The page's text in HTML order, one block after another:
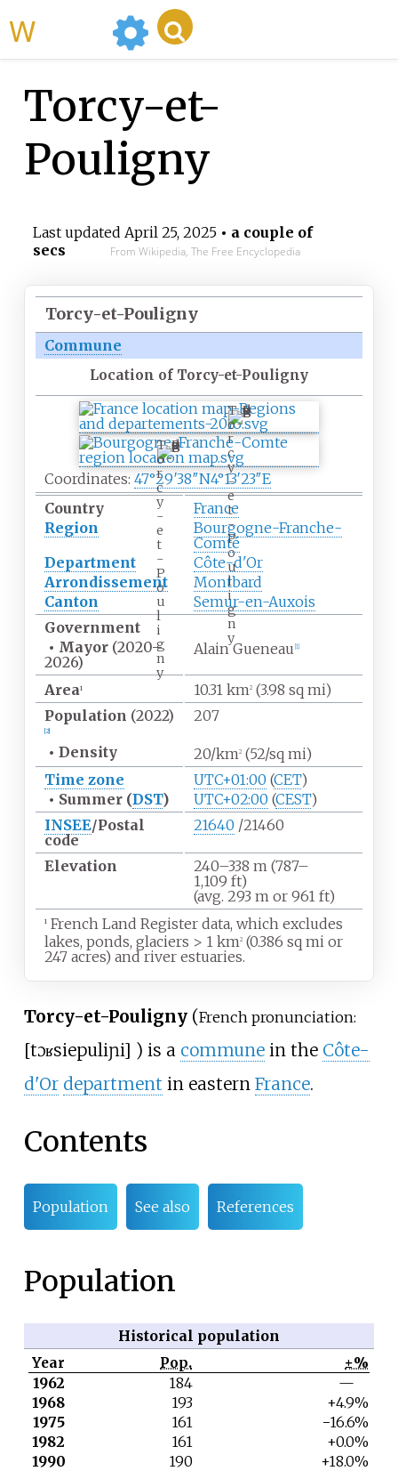
Torcy-et-
Pouligny
Last updated April 25, 2025• a couple of
secs
From Wikipedia, The Free Encyclopedia
Torcy-et-Pouligny
Commune
Location of Torcy-et-Pouligny
T
o
r
c
y
-
e
t
-
P
o
u
l
i
g
n
y
T
o
r
c
y
-
e
t
-
P
o
u
l
i
g
n
y
Coordinates: 47°29′38″N4°13′23″E
Country
France
Region
Bourgogne-Franche-
Comté
Department
Côte-d'Or
Arrondissement
Montbard
Canton
Semur-en-Auxois
Government
• Mayor (2020–
2026)
Alain Gueneau 1]
Area1 10.31 km2(3.98 sq mi)
Population (2022)
[2]
207
• Density 20/km2(52/sq mi)
Time zone
UTC+01:00 (CET)
• Summer (DST) UTC+02:00 (CEST)
INSEE/Postal
code
21640 /21460
Elevation 240–338 m (787–
1,109 ft)
(avg. 293 m or 961 ft)
1French Land Register data, which excludes
lakes, ponds, glaciers > 1 km2(0.386 sq mi or
247 acres) and river estuaries.
Torcy-et-Pouligny(French pronunciation:
[tɔʁsiepuliɲi] ) is a communein the Côte-
d'Or department in eastern France.
Contents
Population See also References
Population
Historical population
Year Pop. ±%
1962 184
—
1968
193
+4.9%
1975
161
−16.6%
1982
161
+0.0%
1990
190
+18.0%